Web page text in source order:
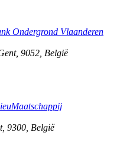
Ondergrond Vlaanderen
, 9052 België
, 9300 België